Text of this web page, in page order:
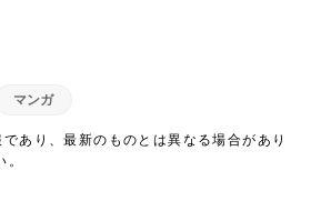
マンガ
あり、最新のものとは異なる場合があり